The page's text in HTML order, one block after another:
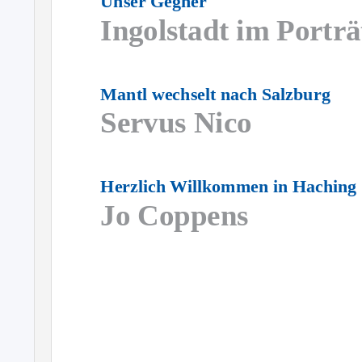
Ingolstadt im
Mantl wechselt nach Salzburg
Servus Nico
Herzlich Willkommen in Haching
Jo Coppens